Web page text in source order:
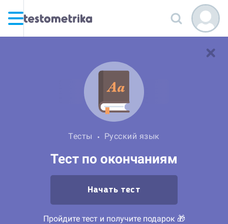
Тесты Русский язык
Тест по окончаниям
Начать тест
Пройдите тест и получите подарок 🎁